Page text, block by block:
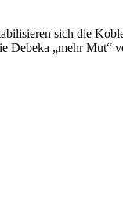
sich die
„mehr Mut“